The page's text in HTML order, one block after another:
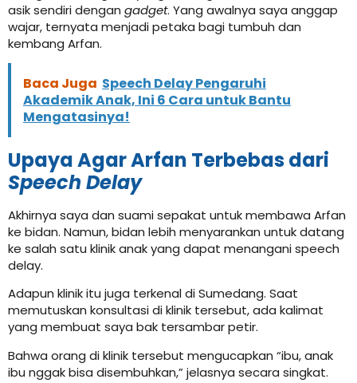
asik sendiri dengan gadget. Yang awalnya saya anggap
wajar, ternyata menjadi petaka bagi tumbuh dan
kembang Arfan.
Baca Juga Speech Delay Pengaruhi
Akademik Anak, Ini 6 Cara untuk Bantu
Mengatasinya!
Upaya Agar Arfan Terbebas dari
Speech Delay
Akhirnya saya dan suami sepakat untuk membawa Arfan
ke bidan. Namun, bidan lebih menyarankan untuk datang
ke salah satu klinik anak yang dapat menangani speech
delay.
Adapun klinik itu juga terkenal di Sumedang. Saat
memutuskan konsultasi di klinik tersebut, ada kalimat
yang membuat saya bak tersambar petir.
Bahwa orang di klinik tersebut mengucapkan “ibu, anak
ibu nggak bisa disembuhkan,” jelasnya secara singkat.